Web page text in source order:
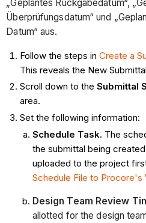
„Geplantes Rückgabedatum“,
Überprüfungsdatum“ und
Datum“ aus.
Follow the steps in Create a
This reveals the New
Scroll down to the Submittal
area.
Set the following information:
Schedule Task. The
the submittal being
uploaded to the project
Schedule File to Procore's
Design Team Review
allotted for the design